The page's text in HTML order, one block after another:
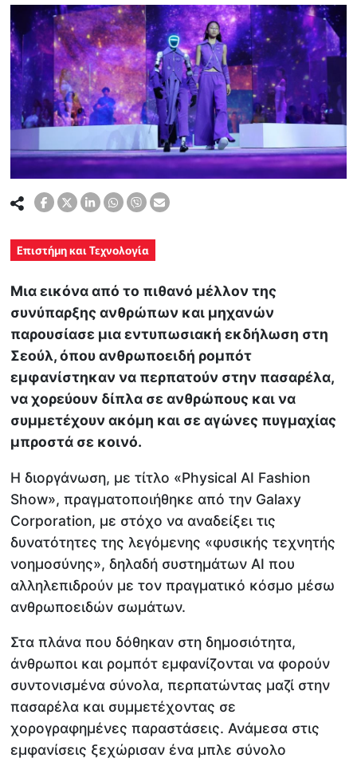
Επιστήμη και Τεχνολογία
Μια εικόνα από το πιθανό μέλλον της
συνύπαρξης ανθρώπων και μηχανών
παρουσίασε μια εντυπωσιακή εκδήλωση στη
Σεούλ, όπου ανθρωποειδή ρομπότ
εμφανίστηκαν να περπατούν στην πασαρέλα,
να χορεύουν δίπλα σε ανθρώπους και να
συμμετέχουν ακόμη και σε αγώνες πυγμαχίας
μπροστά σε κοινό.
Η διοργάνωση, με τίτλο «Physical AI Fashion
Show», πραγματοποιήθηκε από την Galaxy
Corporation, με στόχο να αναδείξει τις
δυνατότητες της λεγόμενης «φυσικής τεχνητής
νοημοσύνης», δηλαδή συστημάτων AI που
αλληλεπιδρούν με τον πραγματικό κόσμο μέσω
ανθρωποειδών σωμάτων.
Στα πλάνα που δόθηκαν στη δημοσιότητα,
άνθρωποι και ρομπότ εμφανίζονται να φορούν
συντονισμένα σύνολα, περπατώντας μαζί στην
πασαρέλα και συμμετέχοντας σε
χορογραφημένες παραστάσεις. Ανάμεσα στις
εμφανίσεις ξεχώρισαν ένα μπλε σύνολο